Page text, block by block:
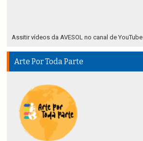
Assitir vídeos da AVESOL no canal de YouTube
Arte Por Toda Parte